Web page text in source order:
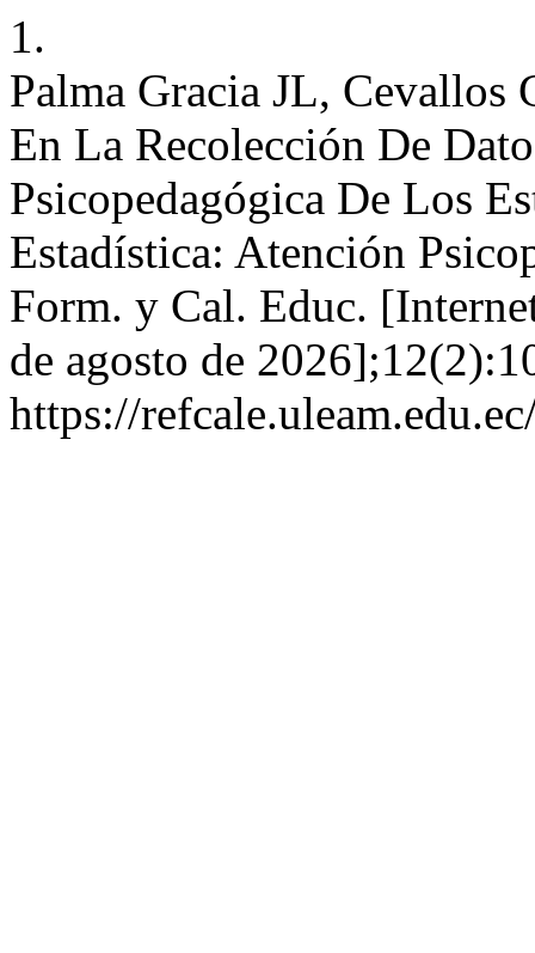
1.
Palma Gracia JL, Cevallos
En La Recolección De
Psicopedagógica De Los
Estadística: Atención
Form. y Cal. Educ.
de agosto de
https://